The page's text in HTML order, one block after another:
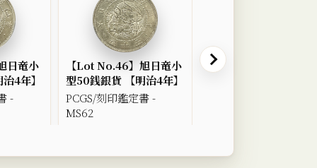
日竜小
4年】
-
【Lot No.46】旭日竜小
型50銭銀貨 【明治4年】
PCGS/刻印鑑定書 -
MS62
【Lot No.47】竜50銭